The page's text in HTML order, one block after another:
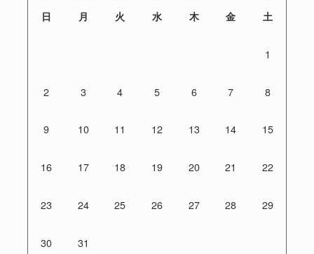
日 月 火 水 木 金 土
1
2 3 4 5 6 7 8
9 10 11 12 13 14 15
16 17 18 19 20 21 22
23 24 25 26 27 28 29
30 31